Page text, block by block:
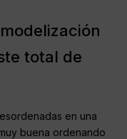
total de
en una
buena ordenando